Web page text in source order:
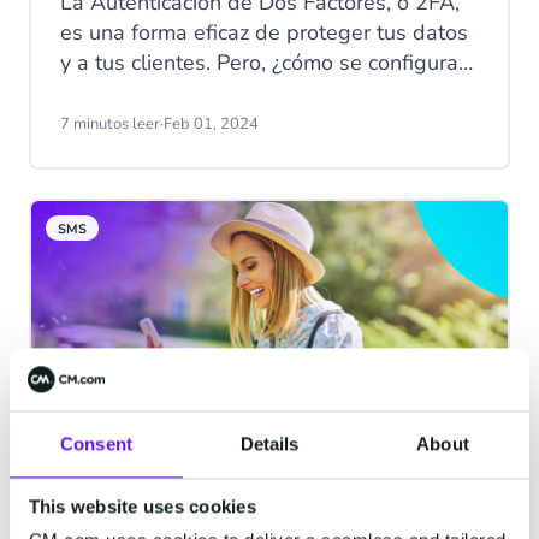
Consent Details About
This website uses cookies
es una forma eficaz de proteger tus datos
y a tus clientes. Pero, ¿cómo se configura
canales de mensajería se pueden usar
7 minutos leer·Feb 01, 2024
SMS
¿Por qué el SMS sigue siendo tan
importante como siempre en